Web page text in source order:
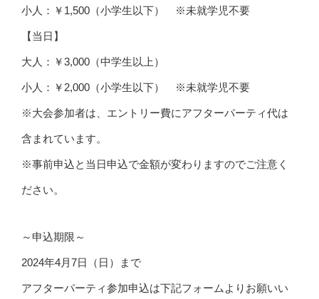
小人：￥1,500（小学生以下） ※未就学児不要
【当日】
大人：￥3,000（中学生以上）
小人：￥2,000（小学生以下） ※未就学児不要
※大会参加者は、エントリー費にアフターパーティ代は
含まれています。
※事前申込と当日申込で金額が変わりますのでご注意く
ださい。
～申込期限～
2024年4月7日（日）まで
アフターパーティ参加申込は下記フォームよりお願いい